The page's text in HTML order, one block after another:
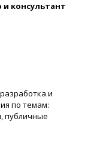
консультант
и
по темам:
публичные